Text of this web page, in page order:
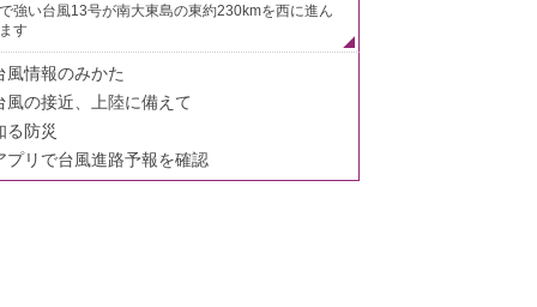
強い台風13号が南大東島の東約230kmを西に進ん
す
風情報のみかた
風の接近、上陸に備えて
る防災
プリで台風進路予報を確認